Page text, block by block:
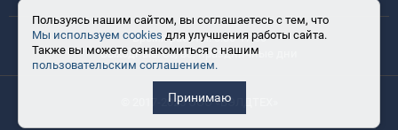
Время работы: 8:30-17:30
Выходные: сб, вс, праздничные дни
© 2017-2025 ООО «ВЭЛДТЕХ»
Пользуясь нашим сайтом, вы соглашаетесь с тем, что
Мы используем cookies для улучшения работы сайта.
Также вы можете ознакомиться с нашим
пользовательским соглашением.
Принимаю